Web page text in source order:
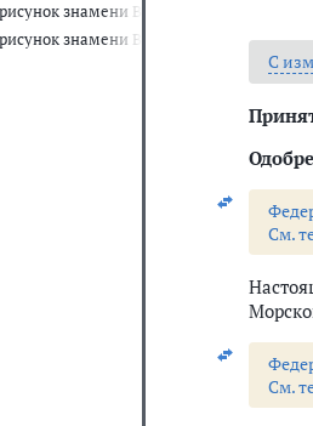
знамени Вооруженных Сил РФ
знамени Военно-Морского Флота
С
См.
См.